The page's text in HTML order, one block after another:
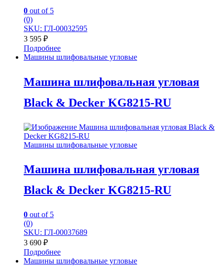
0 out of 5
(0)
SKU: ГЛ-00032595
3 595 ₽
Подробнее
Машины шлифовальные угловые
Машина шлифовальная угловая
Black & Decker KG8215-RU
Машины шлифовальные угловые
Машина шлифовальная угловая
Black & Decker KG8215-RU
0 out of 5
(0)
SKU: ГЛ-00037689
3 690 ₽
Подробнее
Машины шлифовальные угловые